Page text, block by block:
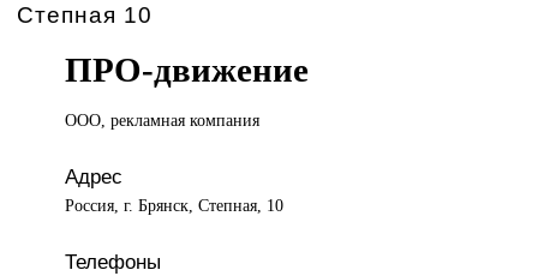
Степная 10
ПРО-движение
ООО, рекламнаякомпания
Адрес
Россия, г. Брянск, Степная, 10
Телефоны